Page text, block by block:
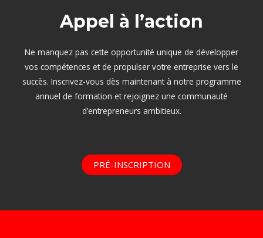
Appel à l’action
Ne manquez pas cette opportunité unique de développer
vos compétences et de propulser votre entreprise vers le
succès. Inscrivez-vous dès maintenant à notre programme
annuel de formation et rejoignez une communauté
d’entrepreneurs ambitieux.
PRÉ-INSCRIPTION